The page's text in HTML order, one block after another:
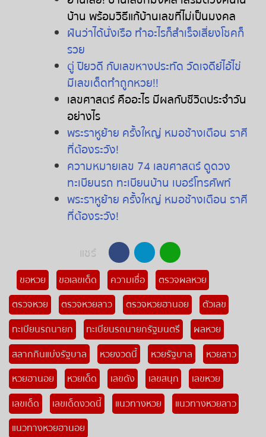
บ้าน พร้อมวิธีแก้บ้านเลขที่ไม่เป็นมงคล
ฝันว่าได้นั่งเรือ ทำอะไรก็สำเร็จเสี่ยงโชคก็
รวย
ตู่ ปิยวดี กับเลขหางประทัด วัดเจดีย์ไอ้ไข่
มีเลขเด็ดทำถูกหวย!!
เลขศาสตร์ คืออะไร มีผลกับชีวิตประจำวัน
อย่างไร
พระราหูย้าย ครั้งใหญ่ หมอช้างเตือน ราศี
ที่ต้องระวัง!
ความหมายเลข 74 เลขศาสตร์ ดูดวง
ทะเบียนรถ ทะเบียนบ้าน เบอร์โทรศัพท์
พระราหูย้าย ครั้งใหญ่ หมอช้างเตือน ราศี
ที่ต้องระวัง!
แชร์
ขอหวย ขอเลขเด็ด ความเชื่อ
ตรวจผลหวย
ตรวจหวย
ตรวจหวยลาว ตรวจหวยฮานอย
ตัวเลข
ทะเบียนรถนายก
ทะเบียนรถนายกรัฐมนตรี
ผลหวย
สลากกินแบ่งรัฐบาล
หวยงวดนี้ หวยรัฐบาล
หวยลาว
หวยฮานอย
หวยเด็ด เลขดัง เลขสนุก
เลขหวย
เลขเด็ด
เลขเด็ดงวดนี้ แนวทางหวย
แนวทางหวยลาว
แนวทางหวยฮานอย